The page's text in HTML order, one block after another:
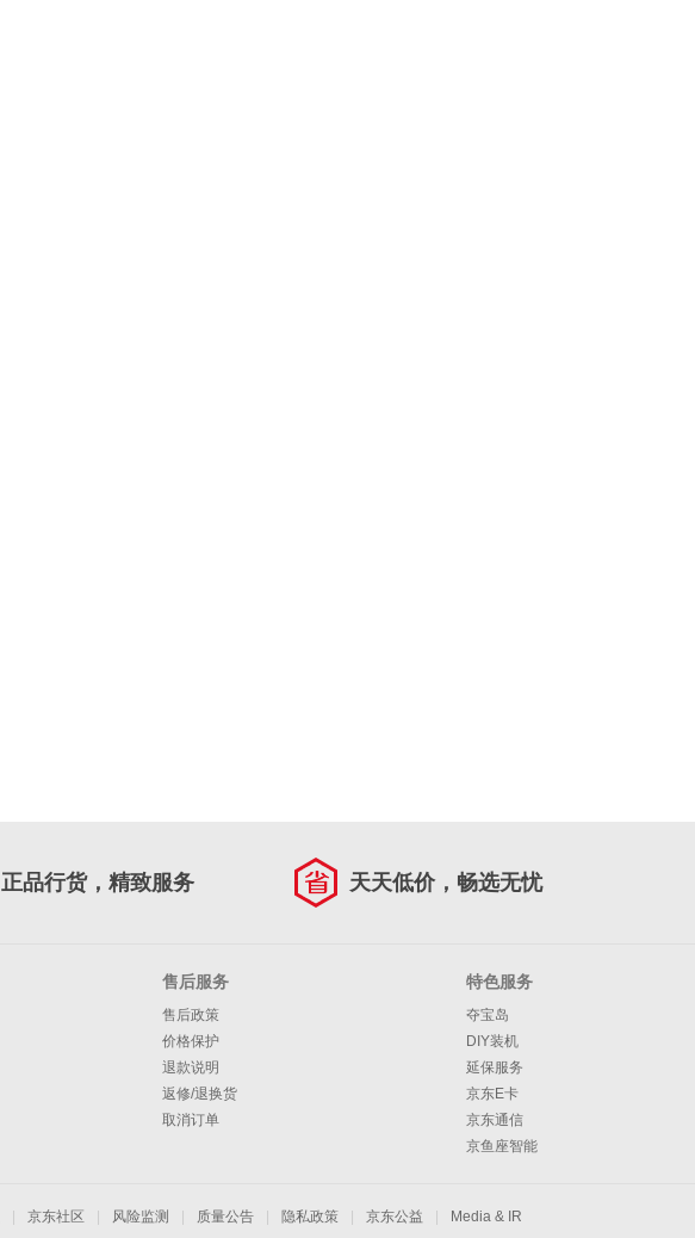
正品行货，精致服务 天天低价，畅选无忧
售后服务
售后政策
价格保护
退款说明
返修/退换货
取消订单
特色服务
夺宝岛
DIY装机
延保服务
京东E卡
京东通信
京鱼座智能
京东社区 风险监测 质量公告 隐私政策 京东公益 Media & IR